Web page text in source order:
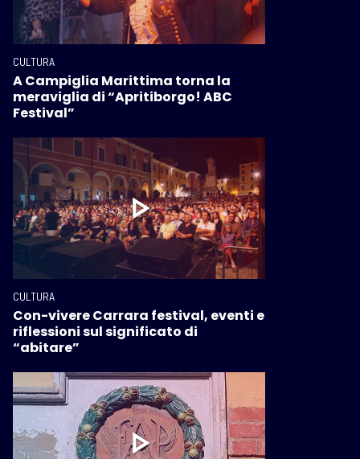
CULTURA
A Campiglia Marittima torna la
meraviglia di “Apritiborgo! ABC
Festival”
CULTURA
Con-vivere Carrara festival, eventi e
riflessioni sul significato di
“abitare”